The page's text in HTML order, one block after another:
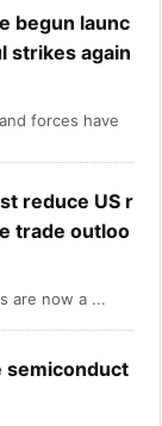
begun launc
strikes again
forces have
reduce US r
trade outloo
are now a ...
semiconduct